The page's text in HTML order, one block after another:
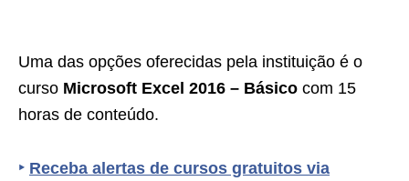
Uma das opções oferecidas pela instituição é o
curso Microsoft Excel 2016 – Básico com 15
horas de conteúdo.
‣ Receba alertas de cursos gratuitos via